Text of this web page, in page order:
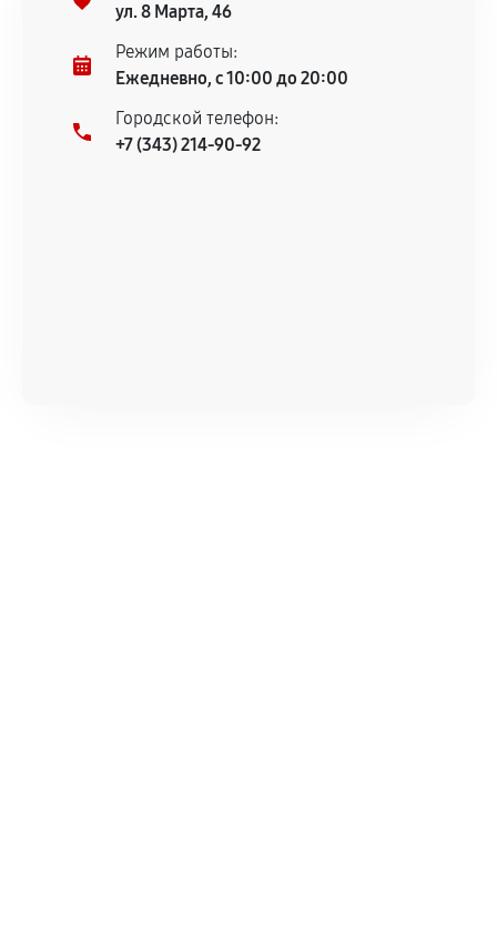
ул. 8 Марта, 46
Режим работы:
Ежедневно, с 10:00 до 20:00
Городской телефон:
+7 (343) 214-90-92